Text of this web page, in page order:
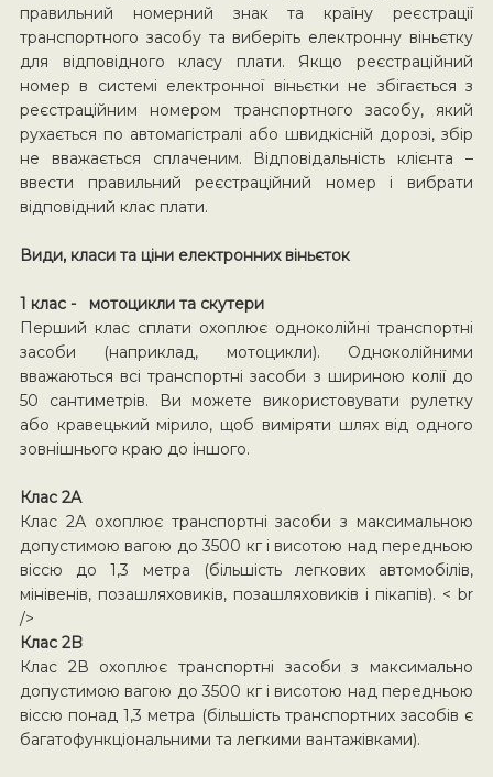
правильний номерний знак та країну реєстрації
транспортного засобу та виберіть електронну віньєтку
для відповідного класу плати. Якщо реєстраційний
номер в системі електронної віньєтки не збігається з
реєстраційним номером транспортного засобу, який
рухається по автомагістралі або швидкісній дорозі, збір
не вважається сплаченим. Відповідальність клієнта –
ввести правильний реєстраційний номер і вибрати
відповідний клас плати.
Види, класи та ціни електронних віньєток
1 клас - мотоцикли та скутери
Перший клас сплати охоплює одноколійні транспортні
засоби (наприклад, мотоцикли). Одноколійними
вважаються всі транспортні засоби з шириною колії до
50 сантиметрів. Ви можете використовувати рулетку
або кравецький мірило, щоб виміряти шлях від одного
зовнішнього краю до іншого.
Клас 2A
Клас 2А охоплює транспортні засоби з максимальною
допустимою вагою до 3500 кг і висотою над передньою
віссю до 1,3 метра (більшість легкових автомобілів,
мінівенів, позашляховиків, позашляховиків і пікапів). < br
/>
Клас 2B
Клас 2В охоплює транспортні засоби з максимально
допустимою вагою до 3500 кг і висотою над передньою
віссю понад 1,3 метра (більшість транспортних засобів є
багатофункціональними та легкими вантажівками).